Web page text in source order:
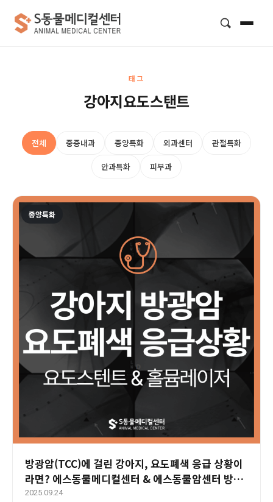
태그
강아지요도스탠트
전체 중증내과 종양특화 외과센터 관절특화
안과특화 피부과
종양특화
방광암(TCC)에 걸린 강아지, 요도폐색 응급 상황이
라면? 에스동물메디컬센터 & 에스동물암센터 방광
암클리닉
2025.09.24